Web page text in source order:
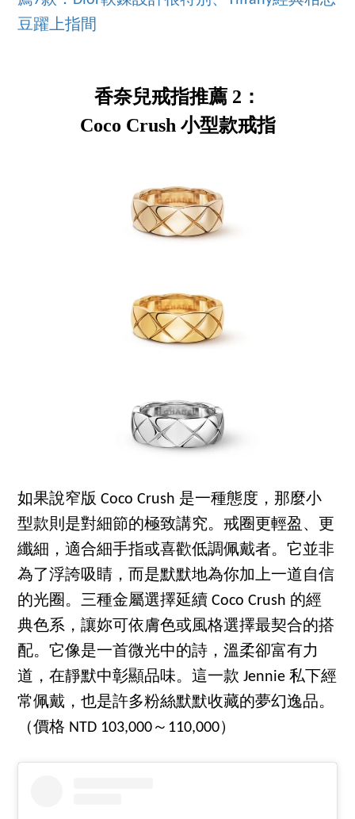
豆躍上指間
香奈兒戒指推薦 2：
Coco Crush 小型款戒指
如果說窄版 Coco Crush 是一種態度，那麼小
型款則是對細節的極致講究。戒圈更輕盈、更
纖細，適合細手指或喜歡低調佩戴者。它並非
為了浮誇吸睛，而是默默地為你加上一道自信
的光圈。三種金屬選擇延續 Coco Crush 的經
典色系，讓妳可依膚色或風格選擇最契合的搭
配。它像是一首微光中的詩，溫柔卻富有力
道，在靜默中彰顯品味。這一款 Jennie 私下經
常佩戴，也是許多粉絲默默收藏的夢幻逸品。
（價格 NTD 103,000～110,000）